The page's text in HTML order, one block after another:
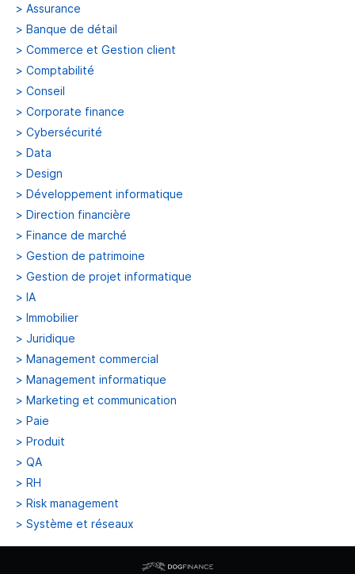
> Assurance
> Banque de détail
> Commerce et Gestion client
> Comptabilité
> Conseil
> Corporate finance
> Cybersécurité
> Data
> Design
> Développement informatique
> Direction financière
> Finance de marché
> Gestion de patrimoine
> Gestion de projet informatique
> IA
> Immobilier
> Juridique
> Management commercial
> Management informatique
> Marketing et communication
> Paie
> Produit
> QA
> RH
> Risk management
> Système et réseaux